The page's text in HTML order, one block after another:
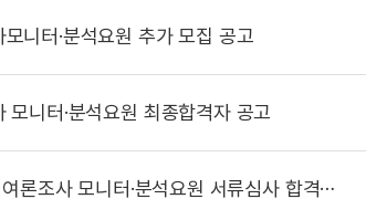
니터·분석요원 추가 모집 공고
니터·분석요원 최종합격자 공고
사 모니터·분석요원 서류심사 합격자 공고